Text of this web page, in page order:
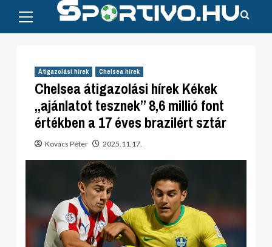
content
Menu
Átigazolási hírek Chelsea hírek
Chelsea átigazolási hírek Kékek
„ajánlatot tesznek” 8,6 millió font
értékben a 17 éves brazilért sztár
Kovács Péter 2025.11.17.